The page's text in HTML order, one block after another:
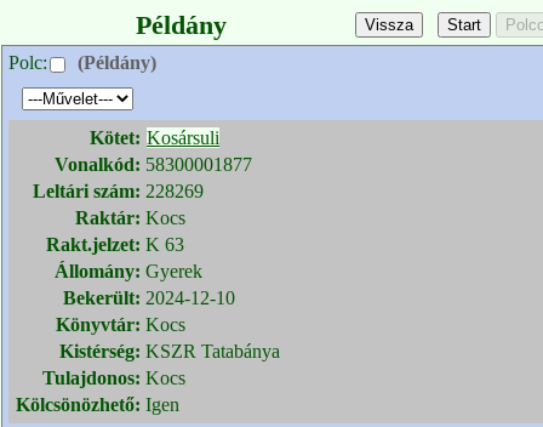
Példány
Polc: (Példány)
Kötet: Kosársuli
Vonalkód: 58300001877
Leltári szám: 228269
Raktár: Kocs
Rakt.jelzet: K 63
Állomány: Gyerek
Bekerült: 2024-12-10
Könyvtár: Kocs
Kistérség: KSZR Tatabánya
Tulajdonos: Kocs
Kölcsönözhető: Igen